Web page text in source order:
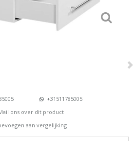
+31511785005
ons over dit product
aan vergelijking